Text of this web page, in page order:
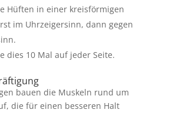
Hüften in einer kreisförmigen
im Uhrzeigersinn, dann gegen
dies 10 Mal auf jeder Seite.
bauen die Muskeln rund um
die für einen besseren Halt